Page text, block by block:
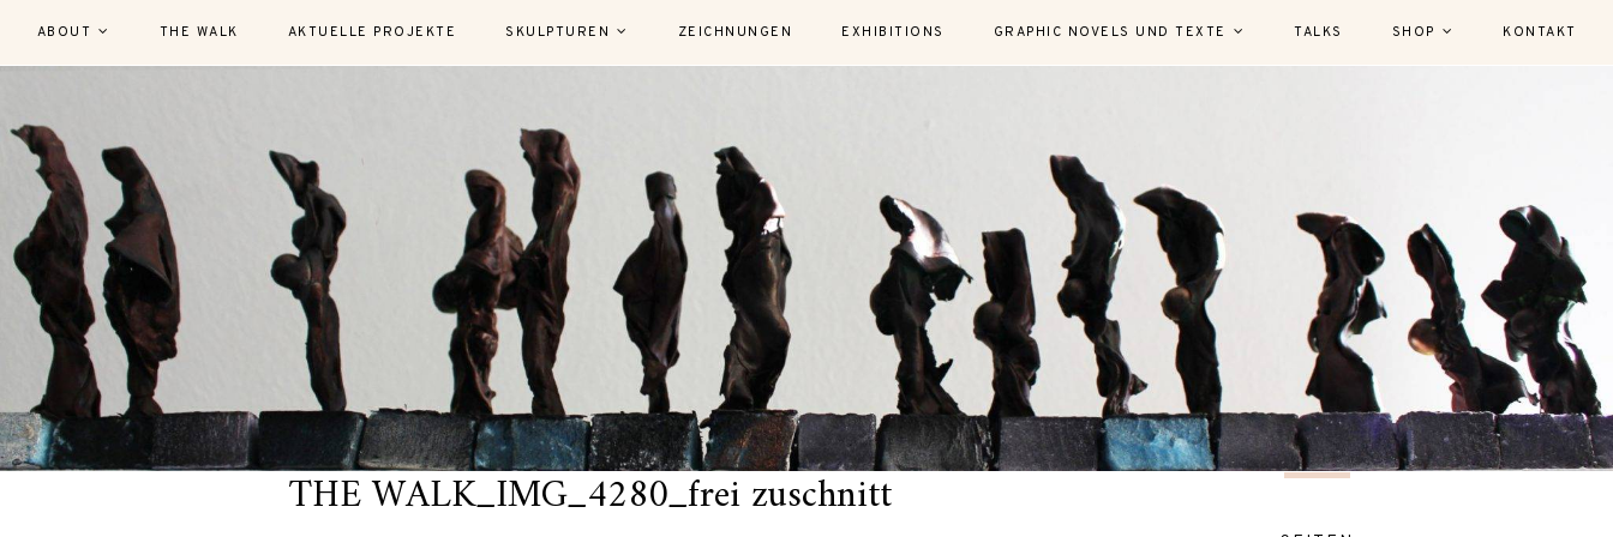
ABOUT THE WALK AKTUELLE PROJEKTE SKULPTUREN ZEICHNUNGEN EXHIBITIONS GRAPHIC NOVELS UND TEXTE TALKS SHOP KONTAKT
THE WALK_IMG_4280_frei zuschnitt